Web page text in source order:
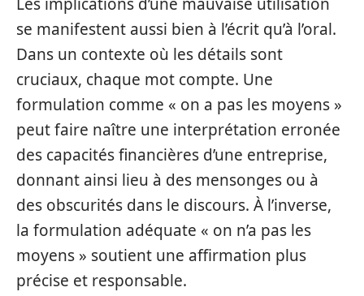
se manifestent aussi bien à l’écrit qu’à l’oral.
Dans un contexte où les détails sont
cruciaux, chaque mot compte. Une
formulation comme « on a pas les moyens »
peut faire naître une interprétation erronée
des capacités financières d’une entreprise,
donnant ainsi lieu à des mensonges ou à
des obscurités dans le discours. À l’inverse,
la formulation adéquate « on n’a pas les
moyens » soutient une affirmation plus
précise et responsable.